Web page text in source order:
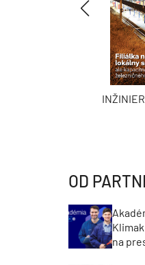
OD
na